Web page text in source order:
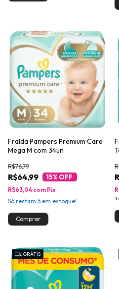
Fralda Pampers Premium Care
Mega M com 34un
R$64,99
R$76,79
15% OFF
R$63,04 com Pix
Só restam 5 em estoque! 3
GRÁTIS